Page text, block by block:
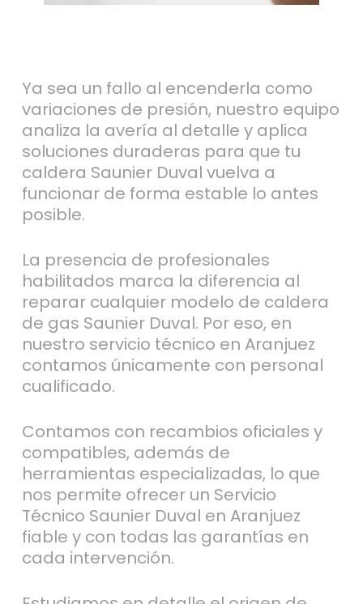
Ya sea un fallo al encenderla como
variaciones de presión, nuestro equipo
analiza la avería al detalle y aplica
soluciones duraderas para que tu
caldera Saunier Duval vuelva a
funcionar de forma estable lo antes
posible.
La presencia de profesionales
habilitados marca la diferencia al
reparar cualquier modelo de caldera
de gas Saunier Duval. Por eso, en
nuestro servicio técnico en Aranjuez
contamos únicamente con personal
cualificado.
Contamos con recambios oficiales y
compatibles, además de
herramientas especializadas, lo que
nos permite ofrecer un Servicio
Técnico Saunier Duval en Aranjuez
fiable y con todas las garantías en
cada intervención.